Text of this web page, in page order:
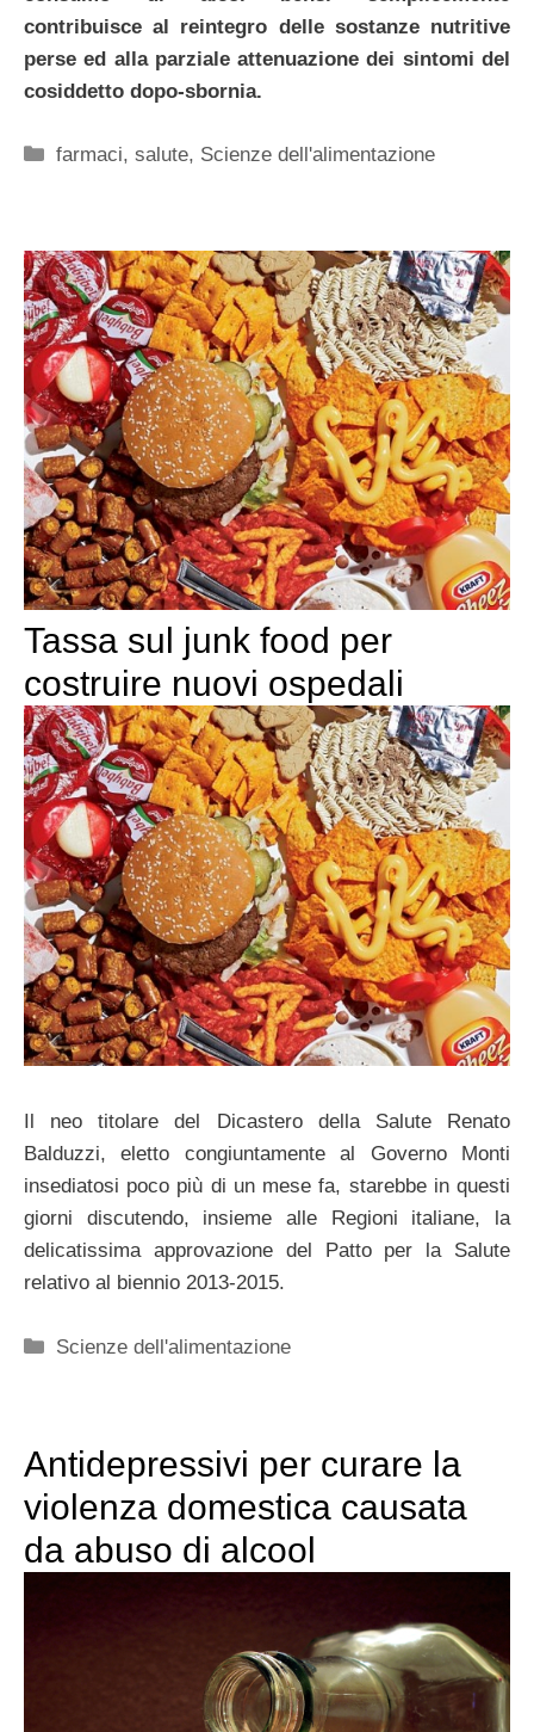
contribuisce al reintegro delle sostanze nutritive
perse ed alla parziale attenuazione dei sintomi del
cosiddetto dopo-sbornia.
Categorie
farmaci,salute, Scienze dell'alimentazione
Tassa sul junk food per
costruire nuovi ospedali
Il neo titolare del Dicastero della Salute Renato
Balduzzi, eletto congiuntamente al Governo Monti
insediatosi poco più di un mese fa, starebbe in questi
giorni discutendo, insieme alle Regioni italiane, la
delicatissima approvazione del Patto per la Salute
relativo al biennio 2013-2015.
Categorie
Scienze dell'alimentazione
Antidepressivi per curare la
violenza domestica causata
da abuso di alcool